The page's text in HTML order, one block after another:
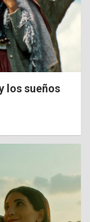
los sueños